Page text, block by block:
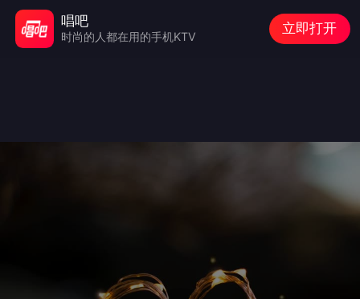
唱吧
时尚的人都在用的手机KTV
立即打开